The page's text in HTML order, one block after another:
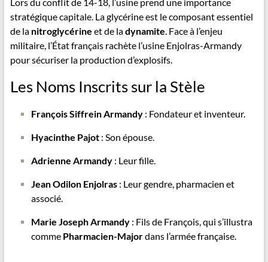
stratégique capitale. La glycérine est le composant essentiel
de la nitroglycérine et de ladynamite. Face à l’enjeu
militaire, l’État français rachète l’usine Enjolras-Armandy
pour sécuriser la production d’explosifs.
Les Noms Inscrits sur la Stèle
François Siffrein Armandy: Fondateur et inventeur.
Hyacinthe Pajot: Son épouse.
Adrienne Armandy: Leur fille.
Jean Odilon Enjolras: Leur gendre, pharmacien et
associé.
Marie Joseph Armandy: Fils de François, qui s’illustra
comme Pharmacien-Majordans l’armée française.